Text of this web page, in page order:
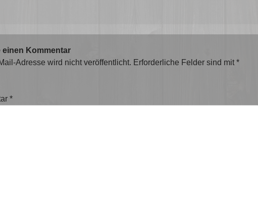
einen Kommentar
Adresse wird nicht veröffentlicht. Erforderliche Felder sind mit*
*